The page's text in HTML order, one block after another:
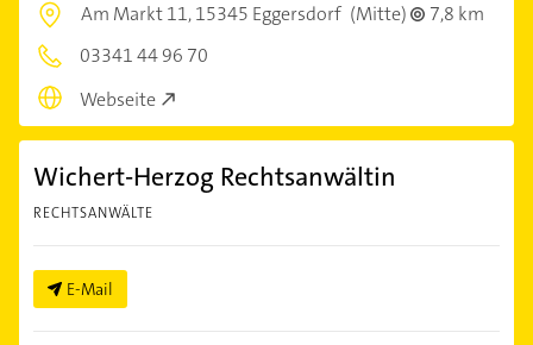
Am Markt 11,15345 Eggersdorf (Mitte)
7,8 km
03341 44 96 70
Webseite
Wichert-Herzog Rechtsanwältin
RECHTSANWÄLTE
E-Mail